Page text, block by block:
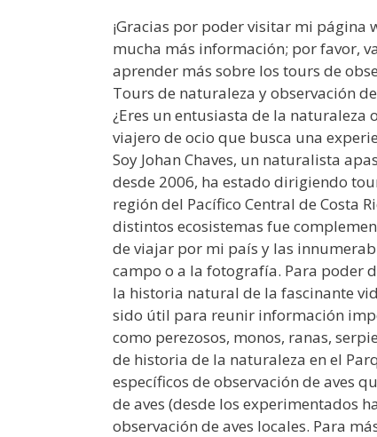
¡Gracias por poder visitar mi página
mucha más información; por favor,
aprender más sobre los tours de
Tours de naturaleza y observación de
¿Eres un entusiasta de la naturaleza
viajero de ocio que busca una
Soy Johan Chaves, un naturalista
desde 2006, ha estado dirigiendo
región del Pacífico Central de Costa
distintos ecosistemas fue
de viajar por mi país y las
campo o a la fotografía. Para poder
la historia natural de la fascinante
sido útil para reunir información
como perezosos, monos, ranas,
de historia de la naturaleza en el
específicos de observación de aves
de aves (desde los experimentados
observación de aves locales. Para